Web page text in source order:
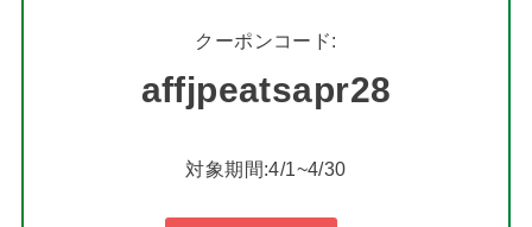
クーポンコード:
affjpeatsapr28
対象期間:4/1~4/30